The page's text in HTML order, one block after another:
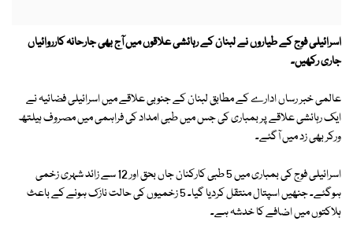
اسرائیلی فوج کے طیاروں نے لبنان کے رہائشی علاقوں میں آج بھی جارحانہ کارروائیاں
جاری رکھیں۔
عالمی خبر رساں ادارے کے مطابق لبنان کے جنوبی علاقے میں اسرائیلی فضائیہ نے
ایک رہائشی علاقے پر بمباری کی جس میں طبی امداد کی فراہمی میں مصروف ہیلتھ
ورکر بھی زد میں آگئے۔
اسرائیلی فوج کی بمباری میں 5 طبی کارکنان جاں بحق اور 12 سے زائد شہری زخمی
ہوگئے۔ جنھیں اسپتال منتقل کردیا گیا۔ 5 زخمیوں کی حالت نازک ہونے کے باعث
ہلاکتوں میں اضافے کا خدشہ ہے۔